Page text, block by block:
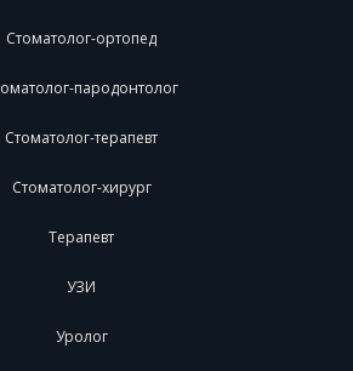
Стоматолог-ортопед
пародонтолог
Стоматолог-терапевт
Стоматолог-хирург
Терапевт
УЗИ
Уролог